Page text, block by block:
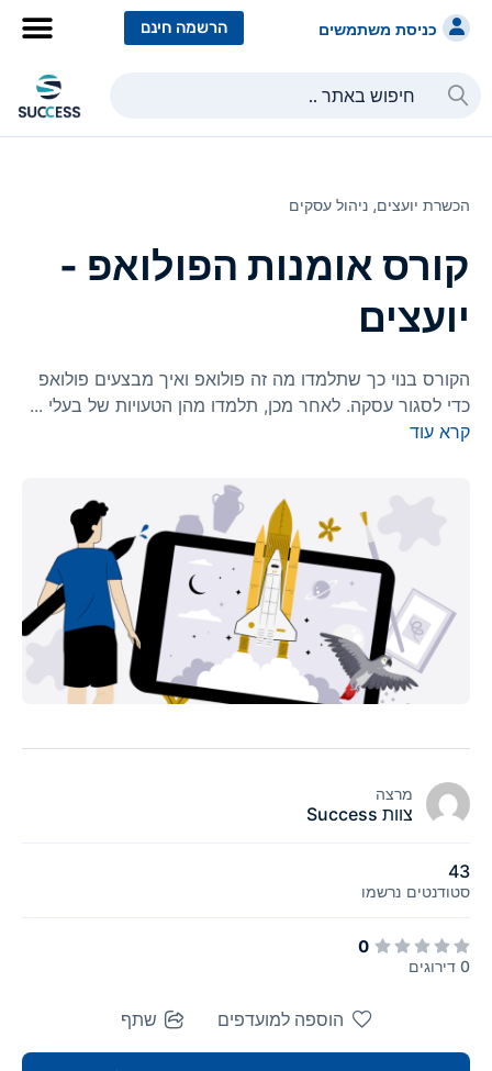
כניסת משתמשים הרשמה חינם
הכשרת יועצים⸲ ניהול עסקים
קורס אומנות הפולואפ -
יועצים
הקורס בנוי כך שתלמדו מה זה פולואפ ואיך מבצעים פולואפ
כדי לסגור עסקה. לאחר מכן, תלמדו מהן הטעויות של בעלי ...
קרא עוד
מרצה
צוות Success
43
סטודנטים נרשמו
0
0 דירוגים
הוספה למועדפים שתף